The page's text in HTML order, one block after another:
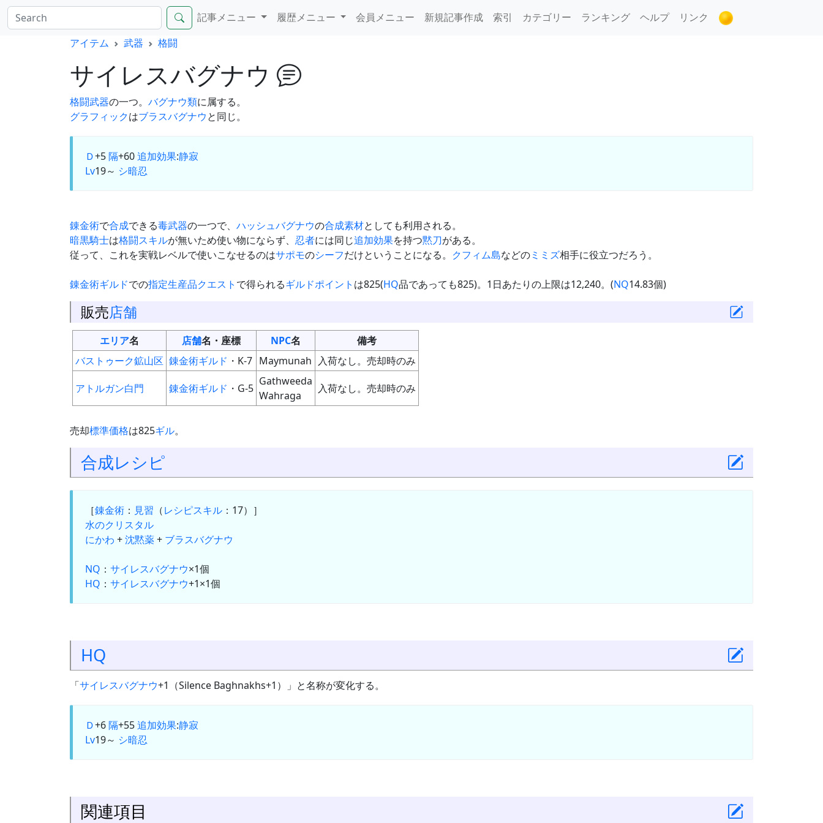
記事メニュー 履歴メニュー 会員メニュー 新規記事作成 索引 カテゴリー ランキング ヘルプ
リンク
アイテム
武器 格闘
サイレスバグナウ
格闘武器の一つ。 バグナウ類に属する。
グラフィックはブラスバグナウと同じ。
Ｄ+5隔+60追加効果:静寂
Lv19～ シ暗忍
錬金術で合成できる毒武器の一つで、 ハッシュバグナウの合成素材としても利用される。
暗黒騎士は格闘スキルが無いため使い物にならず、 忍者には同じ追加効果を持つ黙刀がある。
従って、これを実戦レベルで使いこなせるのはサポモのシーフだけということになる。 クフィム島などのミミズ相手に役立つだろう。
錬金術ギルドでの指定生産品クエスト で得られるギルドポイント は825(HQ品であっても825)。1日あたりの上限は12,240。(NQ14.83個)
販売店舗
エリア名 店舗名・座標 NPC名
備考
バストゥーク鉱山区 錬金術ギルド ・K-7 Maymunah 入荷なし。売却時のみ
アトルガン白門 錬金術ギルド ・G-5
Gathweeda
Wahraga
入荷なし。売却時のみ
売却標準価格は825ギル。
合成レシピ
［錬金術 ： 見習 （レシピスキル ：17）］
水のクリスタル
にかわ +沈黙薬+ ブラスバグナウ
NQ ： サイレスバグナウ×1個
HQ ： サイレスバグナウ+1×1個
HQ
「サイレスバグナウ+1（Silence Baghnakhs+1）」と名称が変化する。
Ｄ+6隔+55追加効果:静寂
Lv19～ シ暗忍
関連項目